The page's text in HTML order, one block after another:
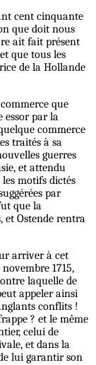
cent cinquante
que doit nous
ait fait présent
que tous les
de la Hollande
que
essor par la
commerce
traités à sa
guerres
et attendu
motifs dictés
par
que la
et Ostende rentra
arriver à cet
1715,
laquelle de
appeler ainsi
conflits !
? et le même
celui de
et dans la
lui garantir son